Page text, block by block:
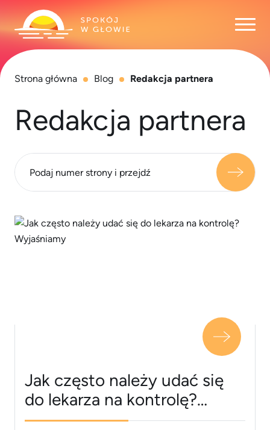
Strona główna Blog Redakcja partnera
Redakcja partnera
Jak często należy udać się
do lekarza na kontrolę?
Wyjaśniamy